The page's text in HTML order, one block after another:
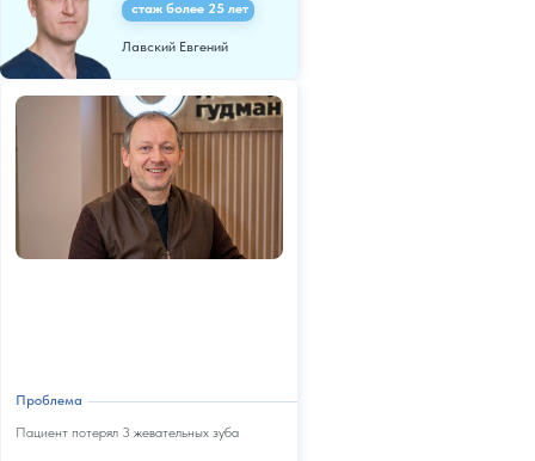
Лавский Евгений
стаж более 25 лет
Пациент потерял 3 жевательных зуба
Проблема
от производителя
ПОДТВЕРЖДАЕМ НЕ
СЛОВОМ,А ДЕЛОМ!
Предоставляем полный пакет гарантий,
все фиксируется в договоре!